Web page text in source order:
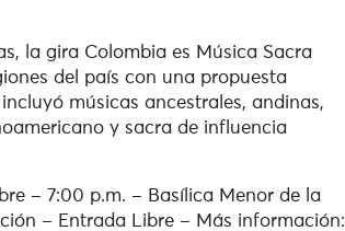
la gira Colombia es Música Sacra
del país con una propuesta
músicas ancestrales, andinas,
y sacra de influencia
– 7:00 p.m. – Basílica Menor de la
– Entrada Libre – Más información: